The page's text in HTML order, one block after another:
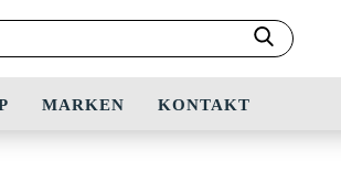
MARKEN KONTAKT